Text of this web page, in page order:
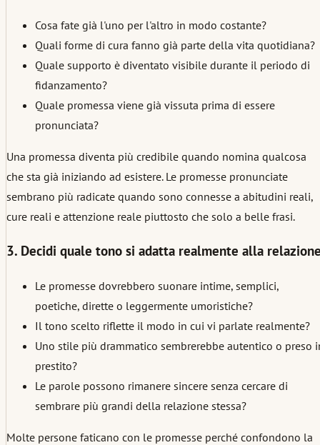
Cosa fate già l'uno per l'altro in modo costante?
Quali forme di cura fanno già parte della vita quotidiana?
Quale supporto è diventato visibile durante il periodo di
fidanzamento?
Quale promessa viene già vissuta prima di essere
pronunciata?
Una promessa diventa più credibile quando nomina qualcosa
che sta già iniziando ad esistere. Le promesse pronunciate
sembrano più radicate quando sono connesse a abitudini reali,
cure reali e attenzione reale piuttosto che solo a belle frasi.
3. Decidi quale tono si adatta realmente alla
Le promesse dovrebbero suonare intime, semplici,
poetiche, dirette o leggermente umoristiche?
Il tono scelto riflette il modo in cui vi parlate realmente?
Uno stile più drammatico sembrerebbe autentico o preso
prestito?
Le parole possono rimanere sincere senza cercare di
sembrare più grandi della relazione stessa?
Molte persone faticano con le promesse perché confondono la